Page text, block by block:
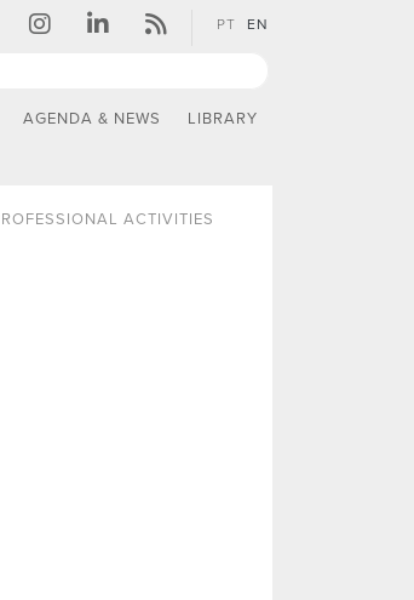
PT EN
AGENDA & NEWS LIBRARY
ACTIVITIES